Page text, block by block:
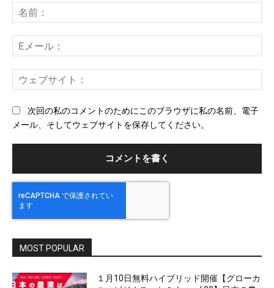
ン
ト：
前
メ
ー
ェ
次回の私のコメントのためにこのブラウザに私の名前、電子
メール、そしてウェブサイトを保存してください。
MOST POPULAR
１月10日無料ハイブリッド開催【グローカ